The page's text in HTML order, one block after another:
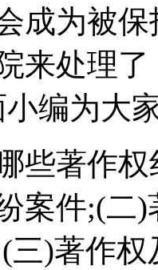
成为被
来处理
编为大
些著作
案件;(二
三)著作